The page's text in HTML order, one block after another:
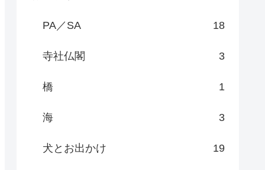
PA／SA 18
寺社仏閣 3
橋 1
海 3
犬とお出かけ 19